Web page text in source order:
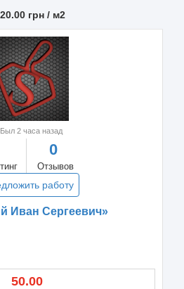
грн / м2
Был 2 часа назад
0
Отзывов
работу
Иван Сергеевич»
50.00